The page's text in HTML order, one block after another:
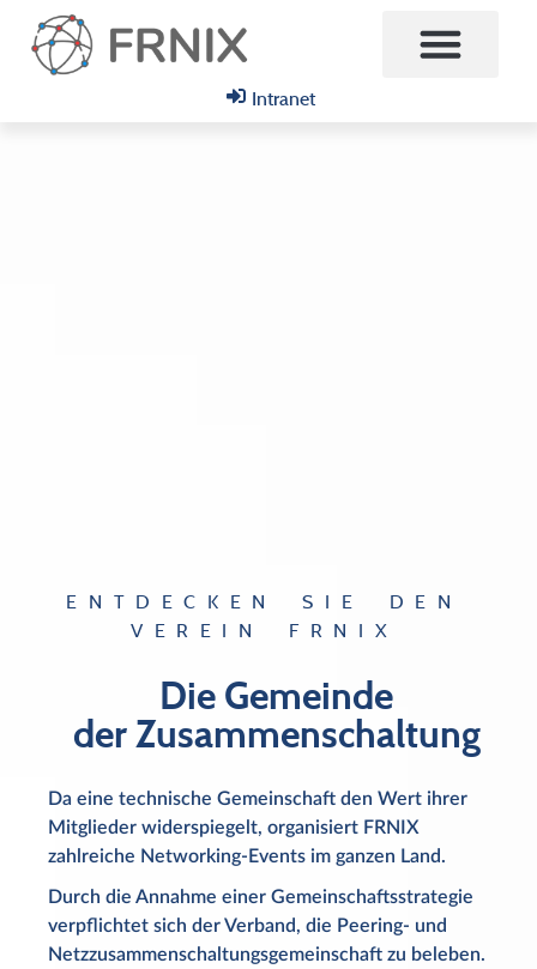
Intranet
ENTDECKEN SIE DEN
VEREIN FRNIX
Die Gemeinde
der Zusammenschaltung
Da eine technische Gemeinschaft den Wert ihrer
Mitglieder widerspiegelt, organisiert FRNIX
zahlreiche Networking-Events im ganzen Land.
Durch die Annahme einer Gemeinschaftsstrategie
verpflichtet sich der Verband, die Peering- und
Netzzusammenschaltungsgemeinschaft zu beleben.